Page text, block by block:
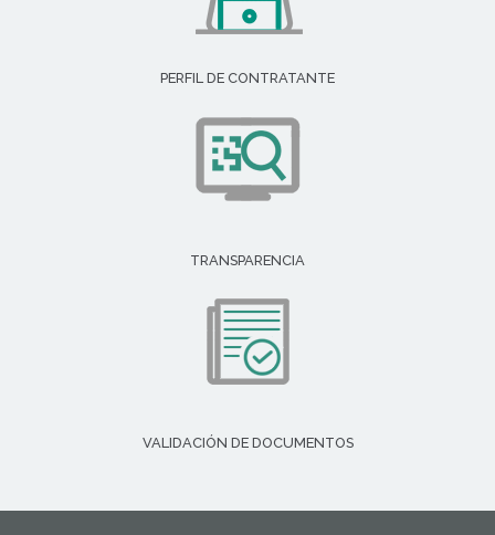
PERFIL DE CONTRATANTE
TRANSPARENCIA
VALIDACIÓN DE DOCUMENTOS